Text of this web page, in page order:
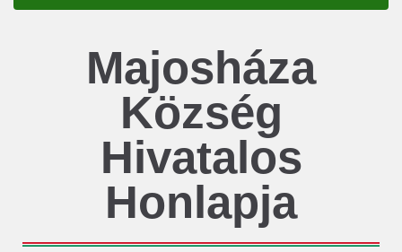
Majosháza
Község
Hivatalos
Honlapja